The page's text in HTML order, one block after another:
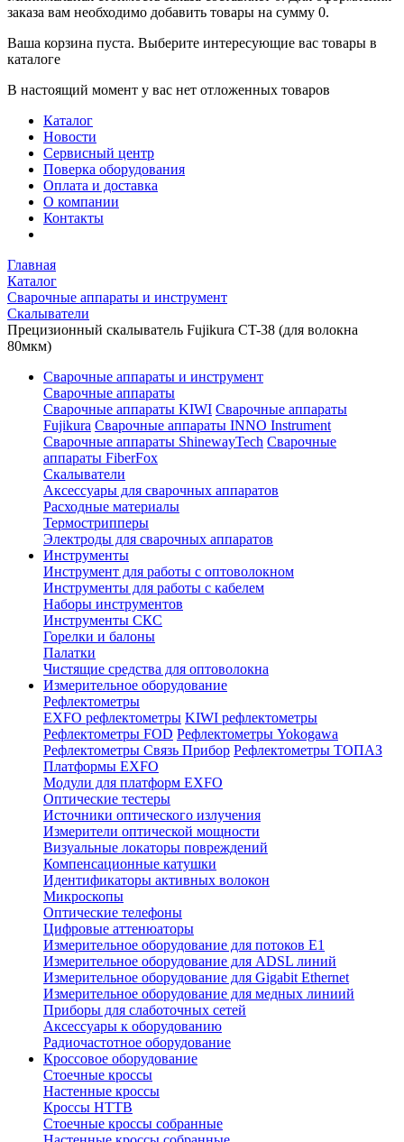
заказа вам необходимо добавить товары на сумму 0.
Ваша корзина пуста. Выберите интересующие вас товары в
каталоге
В настоящий момент у вас нет отложенных товаров
Каталог
Новости
Сервисный центр
Поверка оборудования
Оплата и доставка
О компании
Контакты
Главная
Каталог
Сварочные аппараты и инструмент
Скалыватели
Прецизионный скалыватель Fujikura CT-38 (для волокна
80мкм)
Сварочные аппараты и инструмент
Сварочные аппараты
Сварочные аппараты KIWI Сварочные аппараты
Fujikura Сварочные аппараты INNO Instrument
Сварочные аппараты ShinewayTech Cварочные
аппараты FiberFox
Скалыватели
Аксессуары для сварочных аппаратов
Расходные материалы
Термострипперы
Электроды для сварочных аппаратов
Инструменты
Инструмент для работы с оптоволокном
Инструменты для работы с кабелем
Наборы инструментов
Инструменты СКС
Горелки и балоны
Палатки
Чистящие средства для оптоволокна
Измерительное оборудование
Рефлектометры
EXFO рефлектометры KIWI рефлектометры
Рефлектометры FOD Рефлектометры Yokogawa
Рефлектометры Связь Прибор Рефлектометры ТОПАЗ
Платформы EXFO
Модули для платформ EXFO
Оптические тестеры
Источники оптического излучения
Измерители оптической мощности
Визуальные локаторы повреждений
Компенсационные катушки
Идентификаторы активных волокон
Микроскопы
Оптические телефоны
Цифровые аттенюаторы
Измерительное оборудование для потоков Е1
Измерительное оборудование для ADSL линий
Измерительное оборудование для Gigabit Ethernet
Измерительное оборудование для медных линиий
Приборы для слаботочных сетей
Аксессуары к оборудованию
Радиочастотное оборудование
Кроссовое оборудование
Стоечные кроссы
Настенные кроссы
Кроссы HTTB
Стоечные кроссы собранные